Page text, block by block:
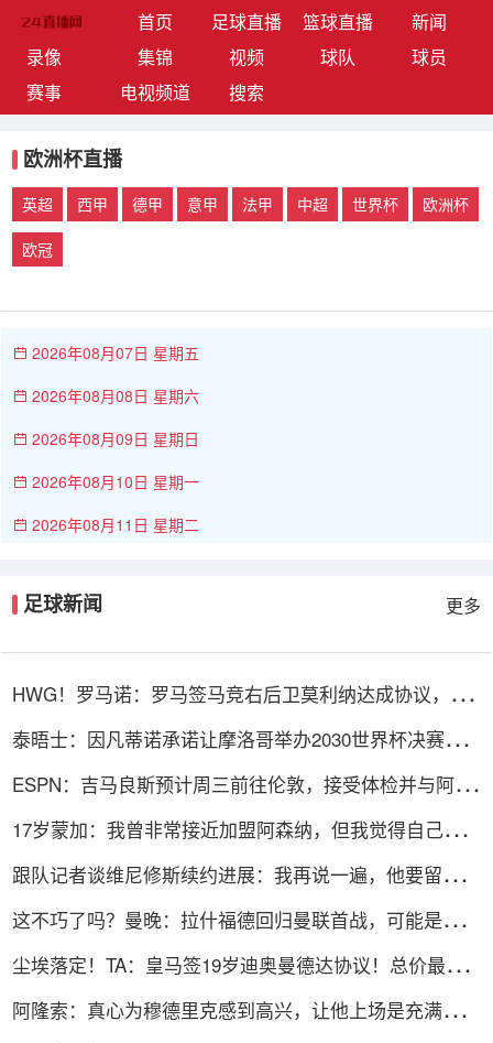
首页(current)足球直播 篮球直播
新闻
录像
集锦 视频 球队
球员
赛事
电视频道 搜索
欧洲杯直播
英超 西甲 德甲 意甲 法甲 中超 世界杯 欧洲杯
欧冠
2026年08月07日 星期五
2026年08月08日 星期六
2026年08月09日 星期日
2026年08月10日 星期一
2026年08月11日 星期二
足球新闻 更多
HWG！罗马诺：罗马签马竞右后卫莫利纳达成协议，总
泰晤士：因凡蒂诺承诺让摩洛哥举办2030世界杯决赛，
ESPN：吉马良斯预计周三前往伦敦，接受体检并与阿森
17岁蒙加：我曾非常接近加盟阿森纳，但我觉得自己更适
跟队记者谈维尼修斯续约进展：我再说一遍，他要留下
这不巧了吗？曼晚：拉什福德回归曼联首战，可能是对阿
尘埃落定！TA：皇马签19岁迪奥曼德达协议！总价最高
阿隆索：真心为穆德里克感到高兴，让他上场是充满情感